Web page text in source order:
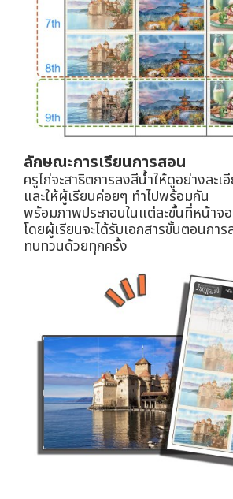
ลักษณะการเรียนการสอน
ครูไก่จะสาธิตการลงสีน้ำให้ดูอย่างละเ
และให้ผู้เรียนค่อยๆ ทำไปพร้อมกัน
พร้อมภาพประกอบในแต่ละขั้นที่หน้าจ
โดยผู้เรียนจะได้รับเอกสารขั้นตอนกา
ทบทวนด้วยทุกครั้ง